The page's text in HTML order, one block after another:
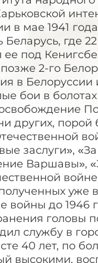
в мае 1941
где
ее под
2-го
в Белоруссии
бои в
других,
заслуги»,
Варшавы»,
войне
уже
войны до 1946
головы
службу в
40 лет, по
высокими,